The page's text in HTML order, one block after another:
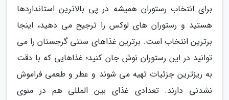
برای انتخاب رستوران همیشه در پی بالاترین استانداردها
هستید و رستوران های لوکس را ترجیح می دهید، اینجا
برترین انتخاب است. برترین غذاهای سنتی گرجستان را می
توانید در این رستوران نوش جان کنید؛ غذاهایی که با دقت
به ریزترین جزئیات تهیه می شوند و عطر و طعمی فراموش
نشدنی دارند. تعدادی غذای بین المللی هم در منوی